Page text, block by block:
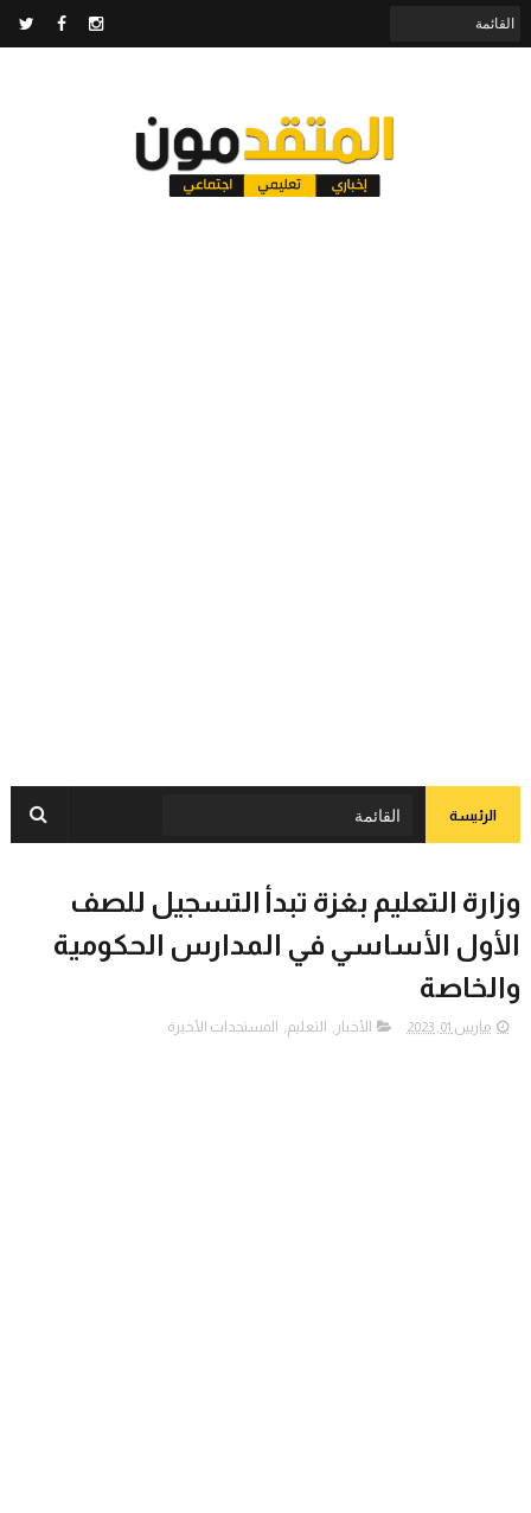
الرئيسة
وزارة التعليم بغزة تبدأ التسجيل للصف
الأول الأساسي في المدارس الحكومية
والخاصة
مارس 01, 2023 الأخبار , التعليم, المستجدات الأخيرة